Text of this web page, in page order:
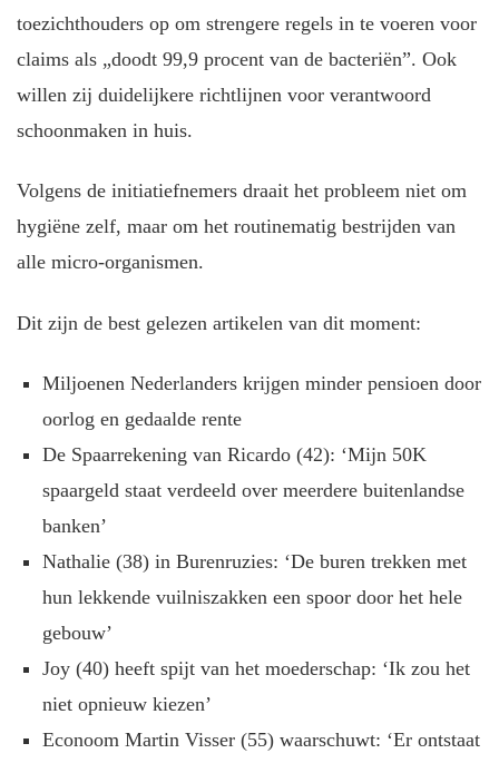
toezichthouders op om strengere regels in te voeren voor
claims als „doodt 99,9 procent van de bacteriën”. Ook
willen zij duidelijkere richtlijnen voor verantwoord
schoonmaken in huis.
Volgens de initiatiefnemers draait het probleem niet om
hygiëne zelf, maar om het routinematig bestrijden van
alle micro-organismen.
Dit zijn de best gelezen artikelen van dit moment:
Miljoenen Nederlanders krijgen minder pensioen door
oorlog en gedaalde rente
De Spaarrekening van Ricardo (42): ‘Mijn 50K
spaargeld staat verdeeld over meerdere buitenlandse
banken’
Nathalie (38) in Burenruzies: ‘De buren trekken met
hun lekkende vuilniszakken een spoor door het hele
gebouw’
Joy (40) heeft spijt van het moederschap: ‘Ik zou het
niet opnieuw kiezen’
Econoom Martin Visser (55) waarschuwt: ‘Er ontstaat